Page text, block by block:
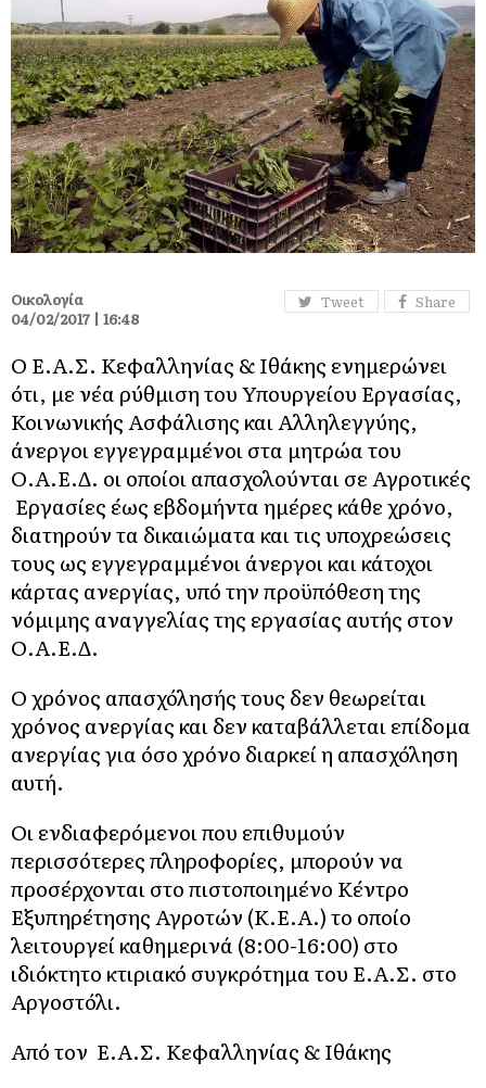
Tweet Share
Οικολογία
04/02/2017 | 16:48
Ο Ε.Α.Σ. Κεφαλληνίας & Ιθάκης ενημερώνει
ότι, με νέα ρύθμιση του Υπουργείου Εργασίας,
Κοινωνικής Ασφάλισης και Αλληλεγγύης,
άνεργοι εγγεγραμμένοι στα μητρώα του
Ο.Α.Ε.Δ. οι οποίοι απασχολούνται σε Αγροτικές
Εργασίες έως εβδομήντα ημέρες κάθε χρόνο,
διατηρούν τα δικαιώματα και τις υποχρεώσεις
τους ως εγγεγραμμένοι άνεργοι και κάτοχοι
κάρτας ανεργίας, υπό την προϋπόθεση της
νόμιμης αναγγελίας της εργασίας αυτής στον
Ο.Α.Ε.Δ.
Ο χρόνος απασχόλησής τους δεν θεωρείται
χρόνος ανεργίας και δεν καταβάλλεται επίδομα
ανεργίας για όσο χρόνο διαρκεί η απασχόληση
αυτή.
Οι ενδιαφερόμενοι που επιθυμούν
περισσότερες πληροφορίες, μπορούν να
προσέρχονται στο πιστοποιημένο Κέντρο
Εξυπηρέτησης Αγροτών (Κ.Ε.Α.) το οποίο
λειτουργεί καθημερινά (8:00-16:00) στο
ιδιόκτητο κτιριακό συγκρότημα του Ε.Α.Σ. στο
Αργοστόλι.
Από τον Ε.Α.Σ. Κεφαλληνίας & Ιθάκης